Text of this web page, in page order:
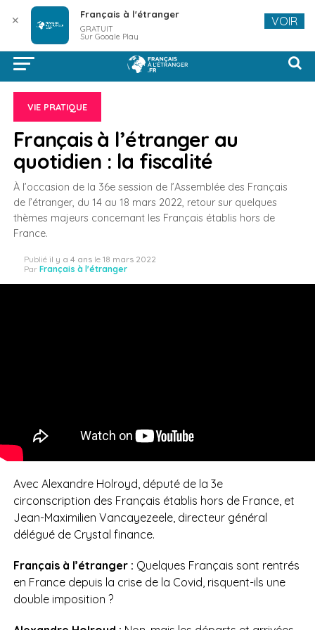
VIE PRATIQUE
Français à l’étranger au
quotidien : la fiscalité
À l’occasion de la 36e session de l’Assemblée des Français
de l’étranger, du 14 au 18 mars 2022, retour sur quelques
thèmes majeurs concernant les Français établis hors de
France.
Publié il y a 4 ans le 18 mars 2022
Par Français à l'étranger
Avec Alexandre Holroyd, député de la 3e
circonscription des Français établis hors de France, et
Jean-Maximilien Vancayezeele, directeur général
délégué de Crystal finance.
Français à l’étranger : Quelques Français sont rentrés
en France depuis la crise de la Covid, risquent-ils une
double imposition ?
✕ Français à l'étranger
GRATUIT
Sur Google Play
VOIR